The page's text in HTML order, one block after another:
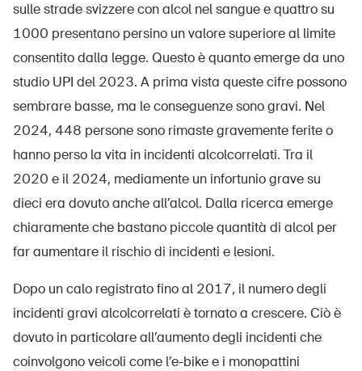
sulle strade svizzere con alcol nel sangue e quattro su
1000 presentano persino un valore superiore al limite
consentito dalla legge. Questo è quanto emerge da uno
studio UPI del 2023. A prima vista queste cifre possono
sembrare basse, ma le conseguenze sono gravi. Nel
2024, 448 persone sono rimaste gravemente ferite o
hanno perso la vita in incidenti alcolcorrelati. Tra il
2020 e il 2024, mediamente un infortunio grave su
dieci era dovuto anche all’alcol. Dalla ricerca emerge
chiaramente che bastano piccole quantità di alcol per
far aumentare il rischio di incidenti e lesioni.
Dopo un calo registrato fino al 2017, il numero degli
incidenti gravi alcolcorrelati è tornato a crescere. Ciò è
dovuto in particolare all’aumento degli incidenti che
coinvolgono veicoli come l’e-bike e i monopattini